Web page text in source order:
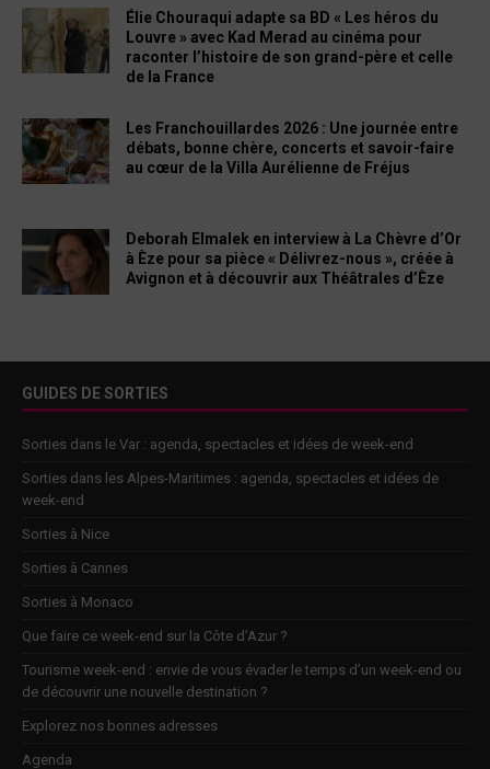
Élie Chouraqui adapte sa BD « Les héros du
Louvre » avec Kad Merad au cinéma pour
raconter l’histoire de son grand-père et celle
de la France
Les Franchouillardes 2026 : Une journée entre
débats, bonne chère, concerts et savoir-faire
au cœur de la Villa Aurélienne de Fréjus
Deborah Elmalek en interview à La Chèvre d’Or
à Èze pour sa pièce « Délivrez-nous », créée à
Avignon et à découvrir aux Théâtrales d’Èze
GUIDES DE SORTIES
Sorties dans le Var : agenda, spectacles et idées de week-end
Sorties dans les Alpes-Maritimes : agenda, spectacles et idées de
week-end
Sorties à Nice
Sorties à Cannes
Sorties à Monaco
Que faire ce week-end sur la Côte d’Azur ?
Tourisme week-end : envie de vous évader le temps d’un week-end ou
de découvrir une nouvelle destination ?
Explorez nos bonnes adresses
Agenda